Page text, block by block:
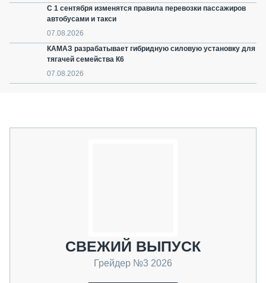
С 1 сентября изменятся правила перевозки пассажиров
автобусами и такси
07.08.2026
КАМАЗ разрабатывает гибридную силовую установку для
тягачей семейства К6
07.08.2026
СВЕЖИЙ ВЫПУСК
Грейдер №3 2026